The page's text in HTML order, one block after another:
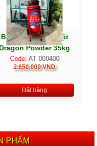
Bình chữa cháy bột
Dragon Powder 35kg
Code: AT 000400
2.650.000 VND
Đặt hàng
PHẨM